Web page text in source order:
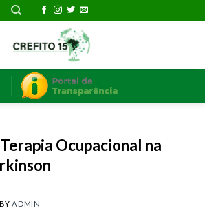
Ocupacional na
BY ADMIN